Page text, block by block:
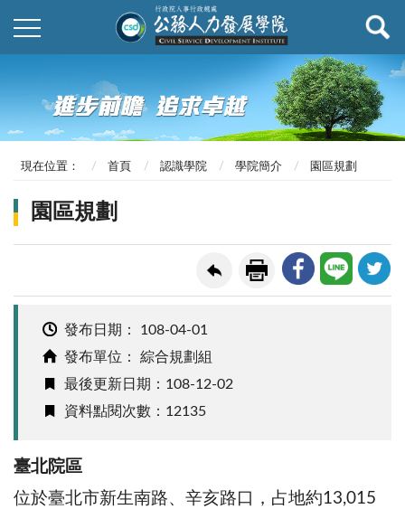
現在位置： 首頁 認識學院 學院簡介 園區規劃
園區規劃
發布日期： 108-04-01
發布單位： 綜合規劃組
最後更新日期：108-12-02
資料點閱次數：12135
臺北院區
位於臺北市新生南路、辛亥路口，占地約13,015